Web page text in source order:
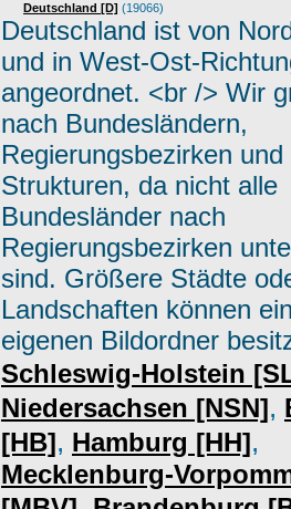
Deutschland [D] (19066)
Deutschland ist von
und in West-Ost-
angeordnet. <br /> Wir
nach Bundesländern,
Regierungsbezirken
Strukturen, da nicht alle
Bundesländer nach
Regierungsbezirken
sind. Größere Städte
Landschaften können
eigenen Bildordner
Schleswig-Holstein
Niedersachsen [NSN],
[HB], Hamburg [HH],
Mecklenburg-